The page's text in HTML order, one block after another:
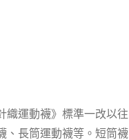
織運動襪》標準一改以往
、長筒運動襪等。短筒襪